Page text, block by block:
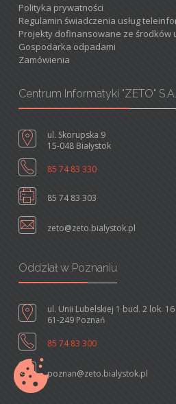
Polityka prywatności
Regulamin świadczenia usług
Projekty dofinansowane ze środków
Gospodarka odpadami
Zamówienia
Centrum Informatyki "ZETO" S.A.
ul. Skorupska 9
15-048 Białystok
85 74 83 330
85 74 83 303
zeto@zeto.bialystok.pl
Oddział w Poznaniu
ul. Unii Lubelskiej 1 bud. 2 lok. 16
61-249 Poznań
85 74 83 300
poznan@zeto.bialystok.pl